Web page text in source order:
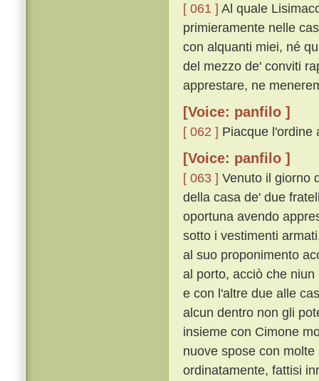
[ 061 ] Al quale
primieramente nelle
con alquanti miei, né
del mezzo de' conviti
apprestare, ne
[Voice: panfilo ]
[ 062 ] Piacque l'ordine
[Voice: panfilo ]
[ 063 ] Venuto il giorno
della casa de' due
oportuna avendo
sotto i vestimenti
al suo proponimento
al porto, acciò che
e con l'altre due alle
alcun dentro non gli
insieme con Cimone
nuove spose con
ordinatamente, fattisi